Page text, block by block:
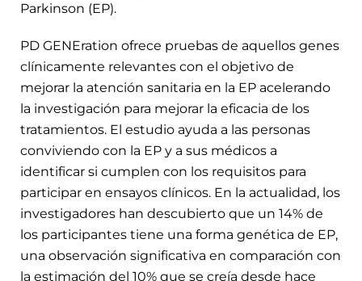
Parkinson (EP).
PD GENEration ofrece pruebas de aquellos genes
clínicamente relevantes con el objetivo de
mejorar la atención sanitaria en la EP acelerando
la investigación para mejorar la eficacia de los
tratamientos. El estudio ayuda a las personas
conviviendo con la EP y a sus médicos a
identificar si cumplen con los requisitos para
participar en ensayos clínicos. En la actualidad, los
investigadores han descubierto que un 14% de
los participantes tiene una forma genética de EP,
una observación significativa en comparación con
la estimación del 10% que se creía desde hace